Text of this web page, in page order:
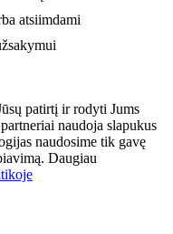
atsiimdami
patirtį ir rodyti Jums
naudoja slapukus
naudosime tik gavę
Daugiau